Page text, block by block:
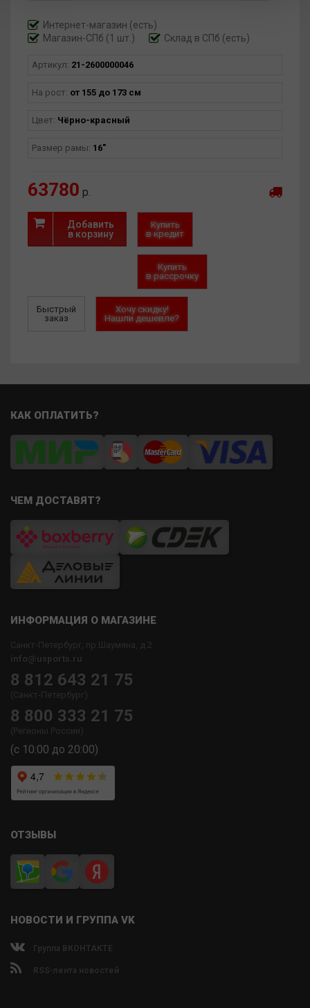
Интернет-магазин (есть)
Магазин-СПб (1 шт.)
Склад в СПб (есть)
Артикул: 21-2600000046
На рост: от 155 до 173 см
Цвет: Чёрно-красный
Размер рамы: 16"
63780 р.
Добавить
в корзину
Купить
в кредит
Купить
в рассрочку
Быстрый
заказ
Хочу скидку!
Нашли дешевле?
КАК ОПЛАТИТЬ?
ЧЕМ ДОСТАВЯТ?
ИНФОРМАЦИЯ О МАГАЗИНЕ
Санкт-Петербург, пр.Шаумяна, д.2
info@usports.ru
8 812 643 21 75
(Санкт-Петербург)
8 800 333 21 75
(Регионы России)
(с 10:00 до 20:00)
ОТЗЫВЫ
НОВОСТИ И ГРУППА VK
Группа ВКОНТАКТЕ
RSS-лента новостей